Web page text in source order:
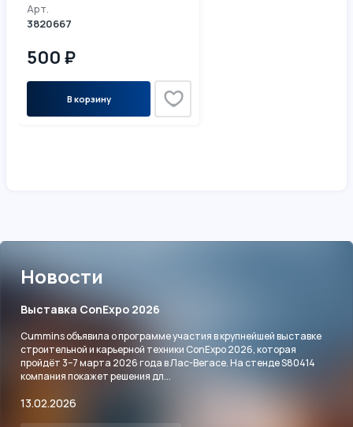
Арт.
3820667
500 ₽
В корзину
Новости
Выставка ConExpo 2026
Cummins объявила о программе участия в крупнейшей выставке
строительной и карьерной техники ConExpo 2026, которая
пройдёт 3–7 марта 2026 года в Лас-Вегасе. На стенде S80414
компания покажет решения дл...
13.02.2026